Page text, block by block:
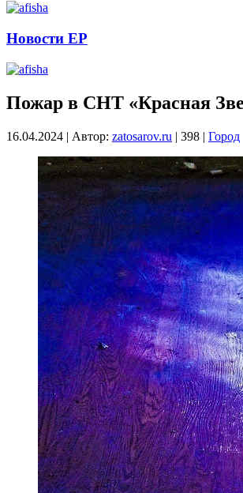
Новости ЕР
Пожар в СНТ «Красная
16.04.2024 | Автор: zatosarov.ru | 398 | Город